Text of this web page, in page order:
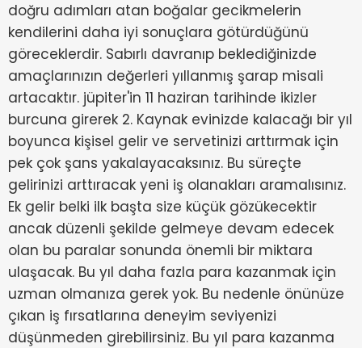
doğru adımları atan boğalar gecikmelerin
kendilerini daha iyi sonuçlara götürdüğünü
göreceklerdir. Sabırlı davranıp beklediğinizde
amaçlarınızın değerleri yıllanmış şarap misali
artacaktır. jüpiter'in 11 haziran tarihinde ikizler
burcuna girerek 2. Kaynak evinizde kalacağı bir yıl
boyunca kişisel gelir ve servetinizi arttırmak için
pek çok şans yakalayacaksınız. Bu süreçte
gelirinizi arttıracak yeni iş olanakları aramalısınız.
Ek gelir belki ilk başta size küçük gözükecektir
ancak düzenli şekilde gelmeye devam edecek
olan bu paralar sonunda önemli bir miktara
ulaşacak. Bu yıl daha fazla para kazanmak için
uzman olmanıza gerek yok. Bu nedenle önünüze
çıkan iş fırsatlarına deneyim seviyenizi
düşünmeden girebilirsiniz. Bu yıl para kazanma